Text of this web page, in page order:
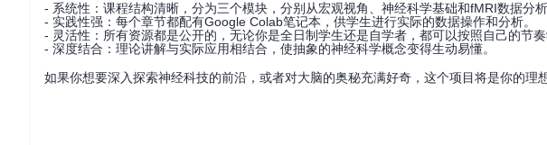
- 系统性：课程结构清晰，分为三个模块，分别从宏观视角、神经科学基础和fMRI数据分析
- 实践性强：每个章节都配有Google Colab笔记本，供学生进行实际的数据操作和分析。
- 灵活性：所有资源都是公开的，无论你是全日制学生还是自学者，都可以按照自己的节奏
- 深度结合：理论讲解与实际应用相结合，使抽象的神经科学概念变得生动易懂。
如果你想要深入探索神经科技的前沿，或者对大脑的奥秘充满好奇，这个项目将是你的理